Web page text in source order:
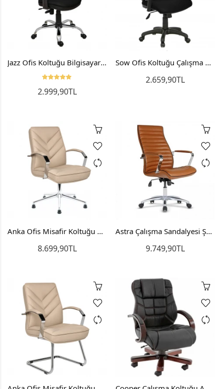
Jazz Ofis Koltuğu Bilgisayar Sandalyesi Çalışma Koltuğu Metal
2.999,90TL
Sow Ofis Koltuğu Çalışma Koltuğu Ofis Sandalyesi Bilgisayar Koltuğu
2.659,90TL
Anka Ofis Misafir Koltuğu Bekleme Sandalyesi
8.699,90TL
Astra Çalışma Sandalyesi Şef Koltuğu Bilgisayar Koltuğu Toplantı Sandalyesi
9.749,90TL